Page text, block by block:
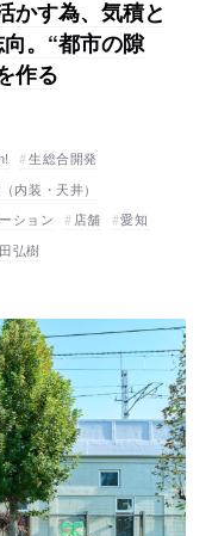
かす為、気積と
。“都市の隙
作る
生総合開発
内装・天井）
ション 店舗
愛知
弘樹